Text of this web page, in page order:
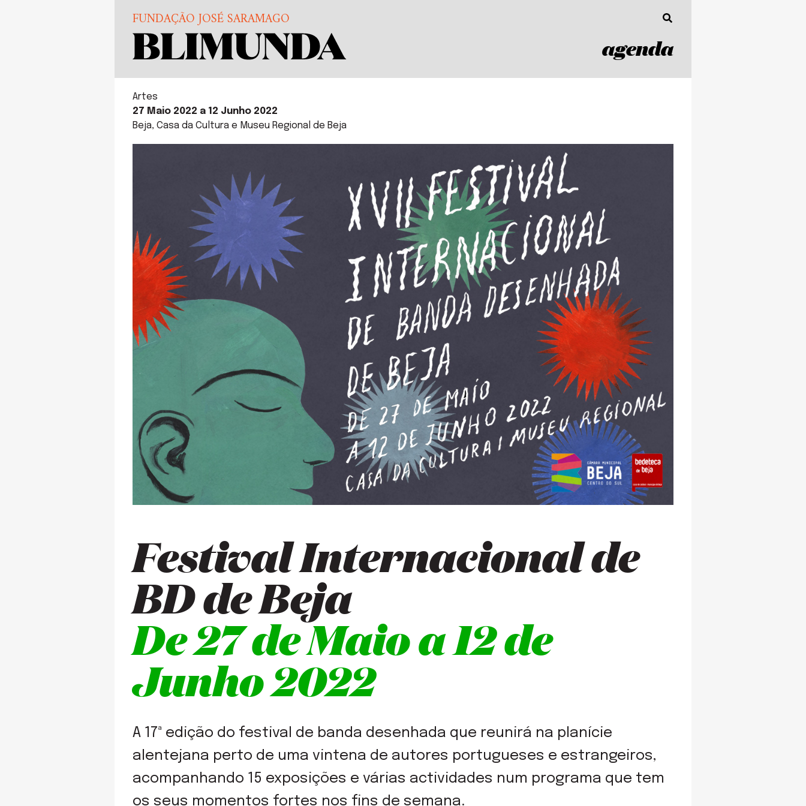
FUNDAÇÃO JOSÉ SARAMAGO
agenda
Artes
27 Maio 2022 a 12 Junho 2022
Beja, Casa da Cultura e Museu Regional de Beja
Festival Internacional de
BD de Beja
De 27 de Maio a 12 de
Junho 2022
A 17ª edição do festival de banda desenhada que reunirá na planície
alentejana perto de uma vintena de autores portugueses e estrangeiros,
acompanhando 15 exposições e várias actividades num programa que tem
os seus momentos fortes nos fins de semana.